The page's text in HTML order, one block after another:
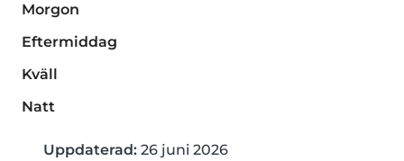
Morgon
Eftermiddag
Kväll
Natt
Uppdaterad: 26 juni 2026